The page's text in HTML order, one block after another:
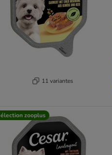
11 variantes
zooplus